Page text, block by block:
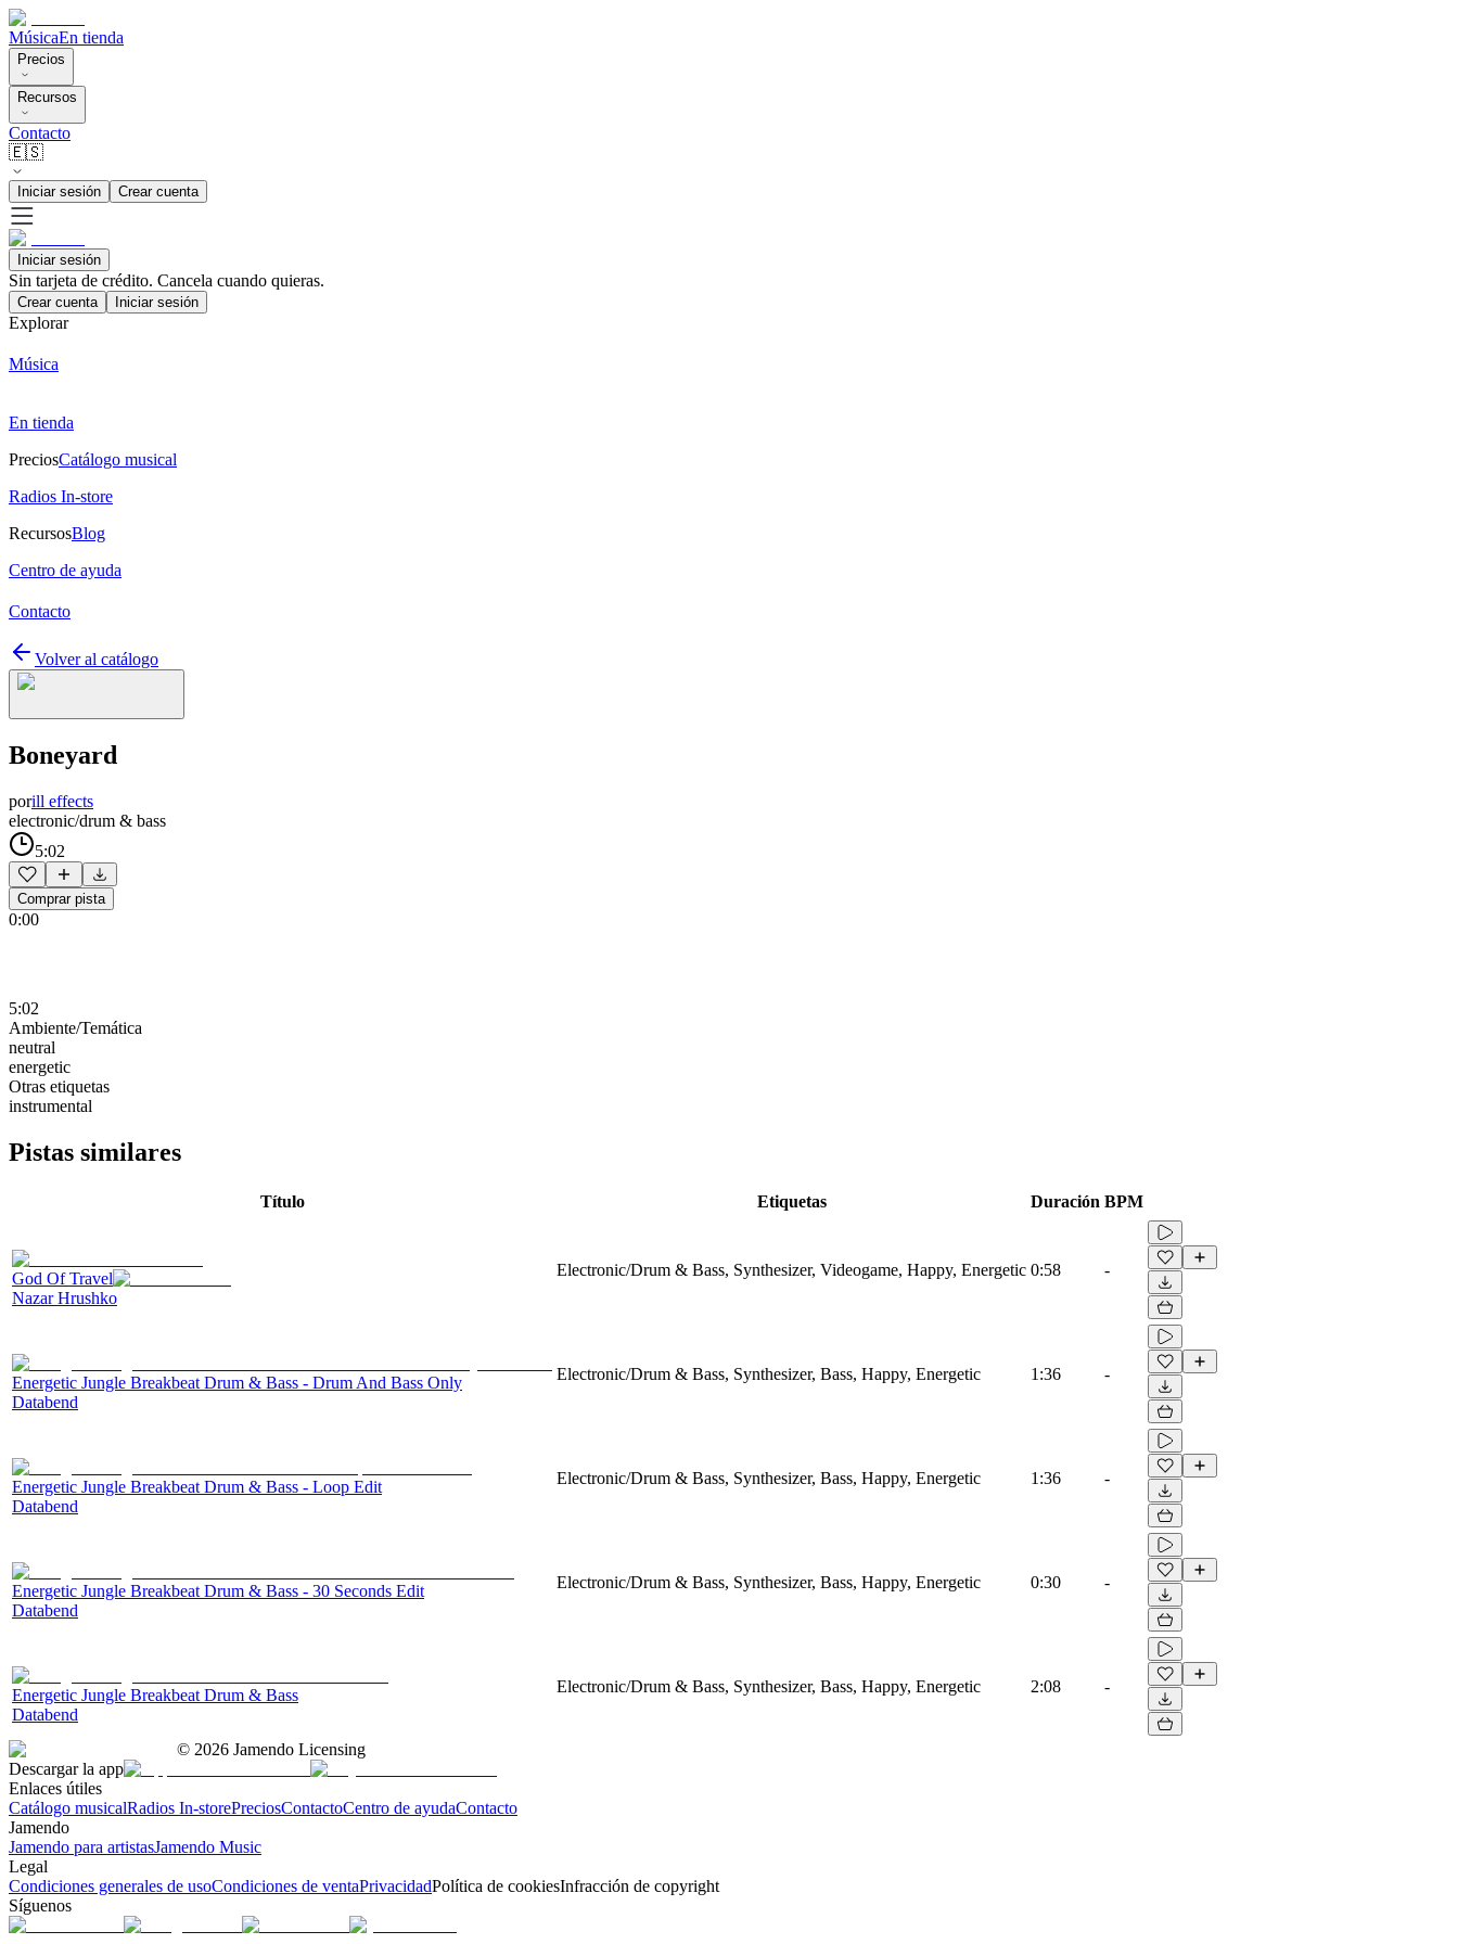
MúsicaEn tienda
Precios
Recursos
Contacto
🇪🇸
Iniciar sesión Crear cuenta
Iniciar sesión
Sin tarjeta de crédito. Cancela cuando quieras.
Crear cuenta Iniciar sesión
Explorar
Música
En tienda
PreciosCatálogo musical
Radios In-store
RecursosBlog
Centro de ayuda
Contacto
Volver al catálogo
Boneyard
porill effects
electronic/drum & bass
5:02
Comprar pista
0:00
5:02
Ambiente/Temática
neutral
energetic
Otras etiquetas
instrumental
Pistas similares
Título Etiquetas Duración BPM
God Of Travel
Nazar Hrushko
Electronic/Drum & Bass, Synthesizer, Videogame, Happy, Energetic 0:58 -
Energetic Jungle Breakbeat Drum & Bass - Drum And Bass Only
Databend
Electronic/Drum & Bass, Synthesizer, Bass, Happy, Energetic 1:36 -
Energetic Jungle Breakbeat Drum & Bass - Loop Edit
Databend
Electronic/Drum & Bass, Synthesizer, Bass, Happy, Energetic 1:36 -
Energetic Jungle Breakbeat Drum & Bass - 30 Seconds Edit
Databend
Electronic/Drum & Bass, Synthesizer, Bass, Happy, Energetic 0:30 -
Energetic Jungle Breakbeat Drum & Bass
Databend
Electronic/Drum & Bass, Synthesizer, Bass, Happy, Energetic 2:08 -
© 2026 Jamendo Licensing
Descargar la app
Enlaces útiles
Catálogo musicalRadios In-storePreciosContactoCentro de ayudaContacto
Jamendo
Jamendo para artistasJamendo Music
Legal
Condiciones generales de usoCondiciones de ventaPrivacidadPolítica de cookiesInfracción de copyright
Síguenos